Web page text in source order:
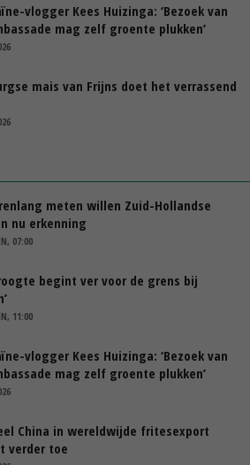
vlogger Kees Huizinga: ‘Bezoek van
mag zelf groente plukken’
mais van Frijns doet het verrassend
meten willen Zuid-Hollandse
nu erkenning
07:00
begint ver voor de grens bij
11:00
vlogger Kees Huizinga: ‘Bezoek van
mag zelf groente plukken’
China in wereldwijde fritesexport
verder toe